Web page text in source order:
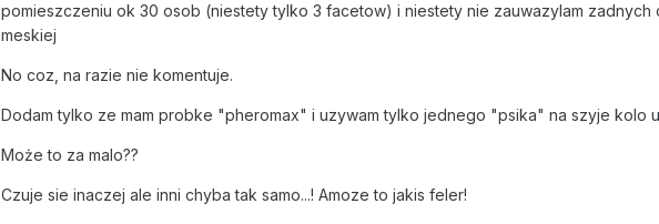
pomieszczeniu ok 30 osob (niestety tylko 3 facetow) i niestety nie zauwazylam
meskiej
No coz, na razie nie komentuje.
Dodam tylko ze mam probke "pheromax" i uzywam tylko jednego "psika" na szyje kolo
Może to za malo??
Czuje sie inaczej ale inni chyba tak samo...! Amoze to jakis feler!